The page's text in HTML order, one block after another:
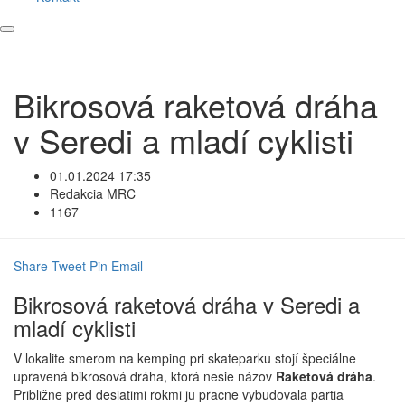
Bikrosová raketová dráha
v Seredi a mladí cyklisti
01.01.2024 17:35
Redakcia MRC
1167
Share Tweet Pin Email
Bikrosová raketová dráha v Seredi a
mladí cyklisti
V lokalite smerom na kemping pri skateparku stojí špeciálne
upravená bikrosová dráha, ktorá nesie názov Raketová dráha.
Približne pred desiatimi rokmi ju pracne vybudovala partia